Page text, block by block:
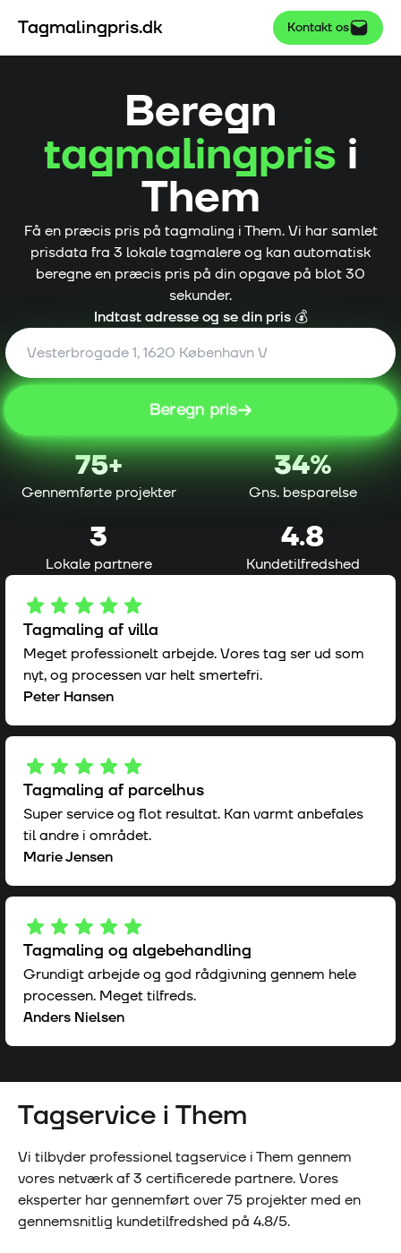
Tagmalingpris.dk Kontakt os
Beregn
tagmalingprisi
Them
Få en præcis pris på tagmaling iThem. Vi har samlet
prisdata fra 3 lokale tagmalere og kan automatisk
beregne en præcis pris på din opgave på blot 30
sekunder.
Indtast adresse og se din pris 💰
Beregn pris
75+
Gennemførte projekter
34%
Gns. besparelse
3
Lokale partnere
4.8
Kundetilfredshed
Tagmaling af villa
Meget professionelt arbejde. Vores tag ser ud som
nyt, og processen var helt smertefri.
Peter Hansen
Tagmaling af parcelhus
Super service og flot resultat. Kan varmt anbefales
til andre i området.
Marie Jensen
Tagmaling og algebehandling
Grundigt arbejde og god rådgivning gennem hele
processen. Meget tilfreds.
Anders Nielsen
Tagservice i Them
Vi tilbyder professionel tagservice iThem gennem
vores netværk af3 certificerede partnere. Vores
eksperter har gennemført over75 projekter med en
gennemsnitlig kundetilfredshed på 4.8/5.